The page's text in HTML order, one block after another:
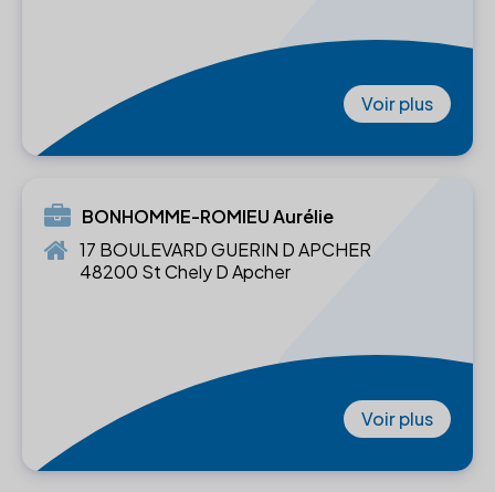
Voir plus
BONHOMME-ROMIEU Aurélie
17 BOULEVARD GUERIN D APCHER
48200 St Chely D Apcher
Voir plus